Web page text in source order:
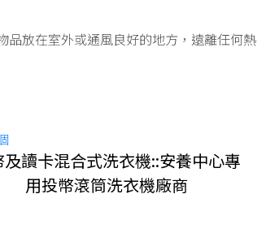
品放在室外或通風良好的地方，遠離任何熱
讀卡混合式洗衣機::安養中心專
用投幣滾筒洗衣機廠商